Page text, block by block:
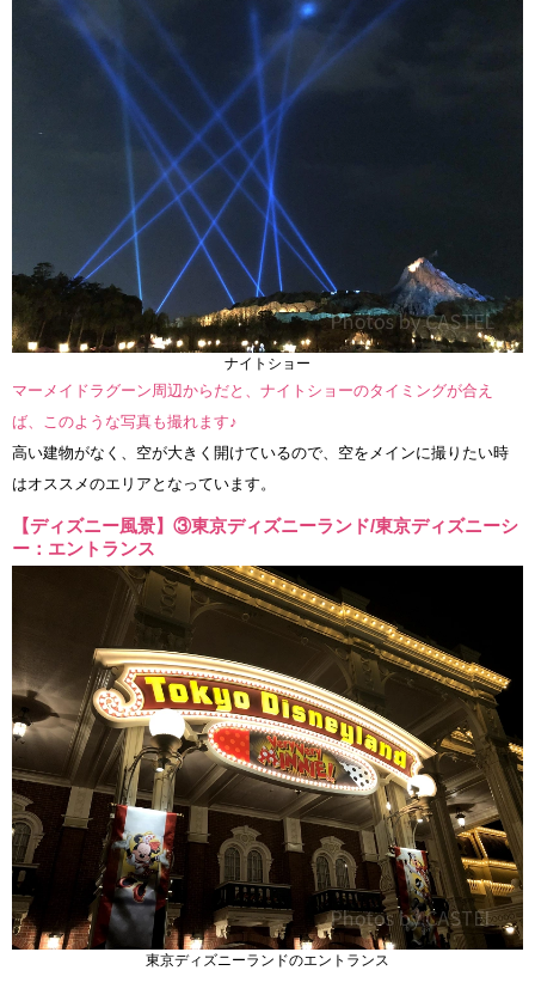
ナイトショー
マーメイドラグーン周辺からだと、ナイトショーのタイミングが合え
ば、このような写真も撮れます♪
高い建物がなく、空が大きく開けているので、空をメインに撮りたい時
はオススメのエリアとなっています。
【ディズニー風景】③東京ディズニーランド/東京ディズニーシ
ー：エントランス
東京ディズニーランドのエントランス